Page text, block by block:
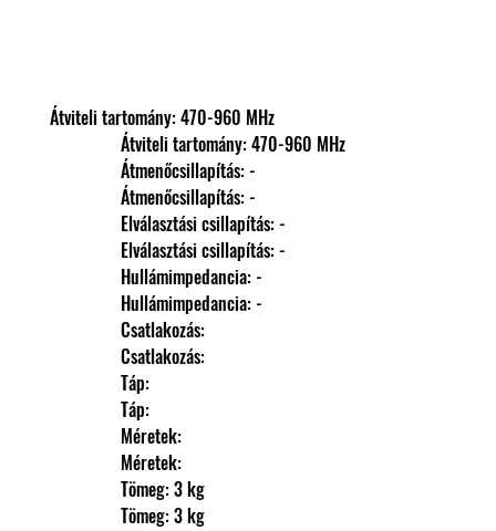
Átviteli tartomány: 470-960 MHz
                Átviteli tartomány: 470-960 MHz
                Átmenőcsillapítás: -
                Átmenőcsillapítás: -
                Elválasztási csillapítás: -
                Elválasztási csillapítás: -
                Hullámimpedancia: -
                Hullámimpedancia: -
                Csatlakozás:
                Csatlakozás:
                Táp:
                Táp:
                Méretek:
                Méretek:
                Tömeg: 3 kg
                Tömeg: 3 kg